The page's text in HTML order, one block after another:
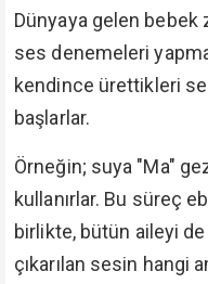
Dünyaya gelen
ses denemeleri
kendince ürettikleri
başlarlar.
Örneğin; suya "Ma"
kullanırlar. Bu süreç
birlikte, bütün aileyi
çıkarılan sesin hangi